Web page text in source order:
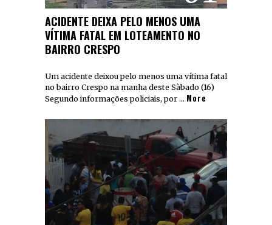
ACIDENTE DEIXA PELO MENOS UMA
VÍTIMA FATAL EM LOTEAMENTO NO
BAIRRO CRESPO
Um acidente deixou pelo menos uma vítima fatal
no bairro Crespo na manha deste Sàbado (16)
Segundo informações policiais, por … More